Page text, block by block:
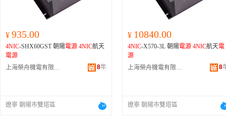
¥ 935.00
4NIC -SHX60GST 朝陽電源 4NIC航天
電源
上海榮舟機電有限公司
8年
遼寧 朝陽市雙塔區
¥ 10840.00
4NIC-X570-3L 朝陽電源 4NIC航天電
源
上海榮舟機電有限公司
8
遼寧 朝陽市雙塔區